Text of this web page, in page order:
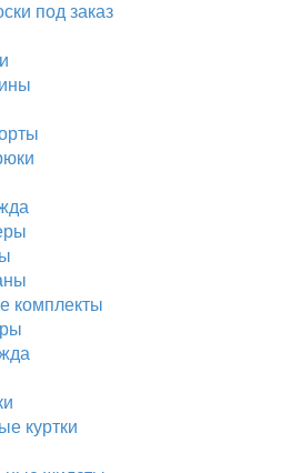
под заказ
комплекты
куртки